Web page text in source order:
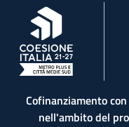
, apre in una nuova scheda
Cofinanziamento
nell'ambito del